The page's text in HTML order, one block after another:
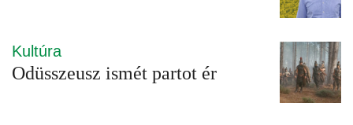
Kultúra
Odüsszeusz ismét partot ér